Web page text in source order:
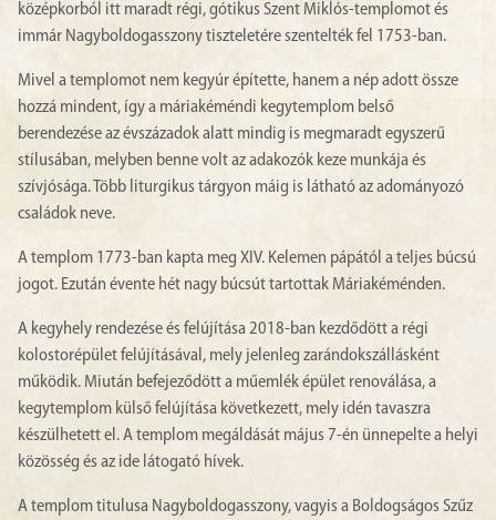
középkorból itt maradt régi, gótikus Szent Miklós-templomot és
immár Nagyboldogasszony tiszteletére szentelték fel 1753-ban.
Mivel a templomot nem kegyúr építette, hanem a nép adott össze
hozzá mindent, így a máriakéméndi kegytemplom belső
berendezése az évszázadok alatt mindig is megmaradt egyszerű
stílusában, melyben benne volt az adakozók keze munkája és
szívjósága. Több liturgikus tárgyon máig is látható az adományozó
családok neve.
A templom 1773-ban kapta meg XIV. Kelemen pápától a teljes búcsú
jogot. Ezután évente hét nagy búcsút tartottak Máriakéménden.
A kegyhely rendezése és felújítása 2018-ban kezdődött a régi
kolostorépület felújításával, mely jelenleg zarándokszállásként
működik. Miután befejeződött a műemlék épület renoválása, a
kegytemplom külső felújítása következett, mely idén tavaszra
készülhetett el. A templom megáldását május 7-én ünnepelte a helyi
közösség és az ide látogató hívek.
A templom titulusa Nagyboldogasszony, vagyis a Boldogságos Szűz